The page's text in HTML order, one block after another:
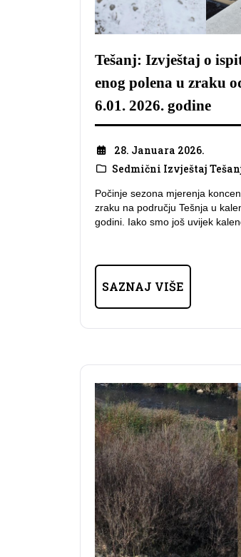
Tešanj: Izvještaj o
enog polena u zraku
6.01. 2026. godine
28. Januara 2026.
Sedmični Izvještaj
Počinje sezona mjerenja
zraku na području Tešnja u
godini. Iako smo još uvijek
SAZNAJ VIŠE